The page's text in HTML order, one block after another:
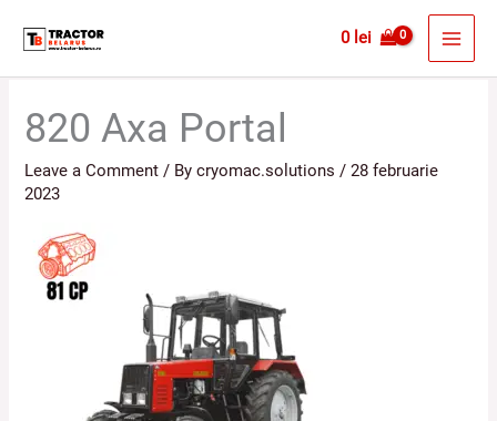
content
0 lei
820 Axa Portal
Leave a Comment / Bycryomac.solutions/28 februarie
2023